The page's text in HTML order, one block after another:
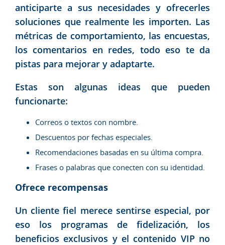
anticiparte a sus necesidades y ofrecerles
soluciones que realmente les importen. Las
métricas de comportamiento, las encuestas,
los comentarios en redes, todo eso te da
pistas para mejorar y adaptarte.
Estas son algunas ideas que pueden
funcionarte:
Correos o textos con nombre.
Descuentos por fechas especiales.
Recomendaciones basadas en su última compra.
Frases o palabras que conecten con su identidad.
Ofrece recompensas
Un cliente fiel merece sentirse especial, por
eso los programas de fidelización, los
beneficios exclusivos y el contenido VIP no